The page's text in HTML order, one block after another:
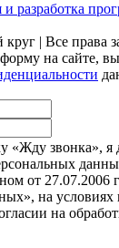
разработка
| Все права
на сайте, вы
«Жду звонка», я
от
на условиях
на